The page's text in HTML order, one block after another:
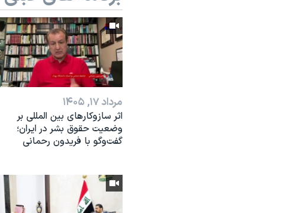
مرداد ۱۷, ۱۴۰۵
اثر ساز‌و‌کارهای بین المللی بر
وضعیت حقوق بشر در ایران؛
گفت‌وگو با فریدون رحمانی